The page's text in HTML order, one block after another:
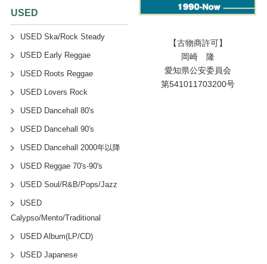
USED
USED Ska/Rock Steady
USED Early Reggae
USED Roots Reggae
USED Lovers Rock
USED Dancehall 80's
USED Dancehall 90's
USED Dancehall 2000年以降
USED Reggae 70's-90's
USED Soul/R&B/Pops/Jazz
USED
Calypso/Mento/Traditional
USED Album(LP/CD)
USED Japanese
【古物商許可】
岡崎 隆
愛知県公安委員会
第541011703200号